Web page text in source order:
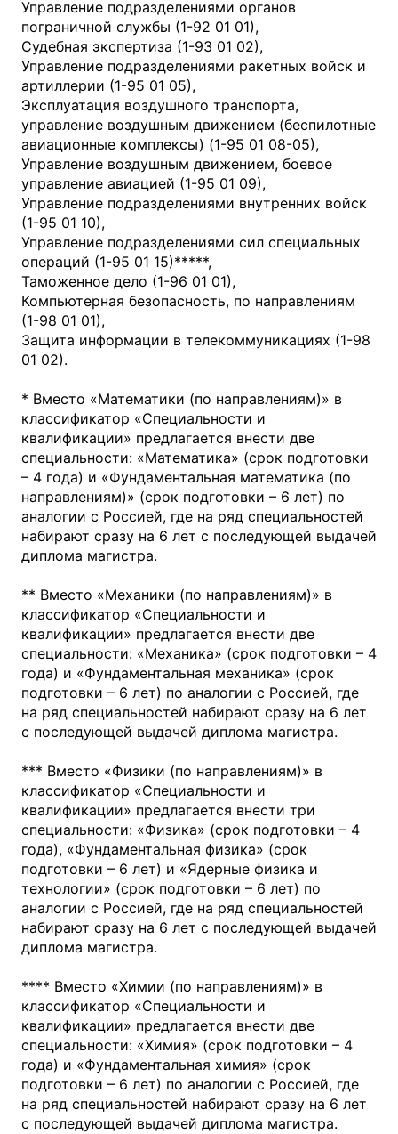
Управление подразделениями органов
пограничной службы (1-92 01 01),
Судебная экспертиза (1-93 01 02),
Управление подразделениями ракетных войск и
артиллерии (1-95 01 05),
Эксплуатация воздушного транспорта,
управление воздушным движением (беспилотные
авиационные комплексы) (1-95 01 08-05),
Управление воздушным движением, боевое
управление авиацией (1-95 01 09),
Управление подразделениями внутренних войск
(1-95 01 10),
Управление подразделениями сил специальных
операций (1-95 01 15)*****,
Таможенное дело (1-96 01 01),
Компьютерная безопасность, по направлениям
(1-98 01 01),
Защита информации в телекоммуникациях (1-98
01 02).
* Вместо «Математики (по направлениям)» в
классификатор «Специальности и
квалификации» предлагается внести две
специальности: «Математика» (срок подготовки
– 4 года) и «Фундаментальная математика (по
направлениям)» (срок подготовки – 6 лет) по
аналогии с Россией, где на ряд специальностей
набирают сразу на 6 лет с последующей выдачей
диплома магистра.
** Вместо «Механики (по направлениям)» в
классификатор «Специальности и
квалификации» предлагается внести две
специальности: «Механика» (срок подготовки – 4
года) и «Фундаментальная механика» (срок
подготовки – 6 лет) по аналогии с Россией, где
на ряд специальностей набирают сразу на 6 лет
с последующей выдачей диплома магистра.
*** Вместо «Физики (по направлениям)» в
классификатор «Специальности и
квалификации» предлагается внести три
специальности: «Физика» (срок подготовки – 4
года), «Фундаментальная физика» (срок
подготовки – 6 лет) и «Ядерные физика и
технологии» (срок подготовки – 6 лет) по
аналогии с Россией, где на ряд специальностей
набирают сразу на 6 лет с последующей выдачей
диплома магистра.
**** Вместо «Химии (по направлениям)» в
классификатор «Специальности и
квалификации» предлагается внести две
специальности: «Химия» (срок подготовки – 4
года) и «Фундаментальная химия» (срок
подготовки – 6 лет) по аналогии с Россией, где
на ряд специальностей набирают сразу на 6 лет
с последующей выдачей диплома магистра.